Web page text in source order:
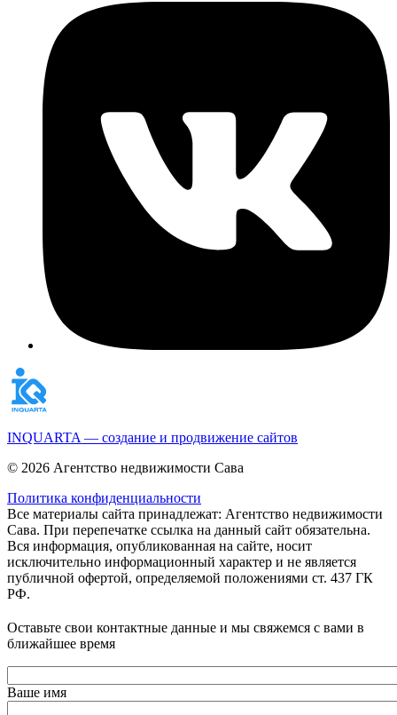
INQUARTA — создание и продвижение сайтов
© 2026 Агентство недвижимости Сава
Политика конфиденциальности
Все материалы сайта принадлежат: Агентство недвижимости
Сава. При перепечатке ссылка на данный сайт обязательна.
Вся информация, опубликованная на сайте, носит
исключительно информационный характер и не является
публичной офертой, определяемой положениями ст. 437 ГК
РФ.
Оставьте свои контактные данные и мы свяжемся с вами в
ближайшее время
Ваше имя